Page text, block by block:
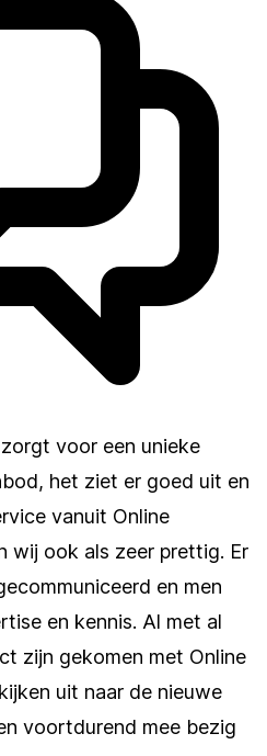
voor een unieke
het ziet er goed uit en
vanuit Online
wij ook als zeer prettig. Er
en men
en kennis. Al met al
zijn gekomen met Online
uit naar de nieuwe
voortdurend mee bezig